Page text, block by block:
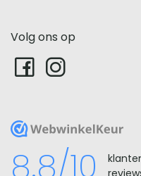
Volg ons op
WebwinkelKeur
8.8/10